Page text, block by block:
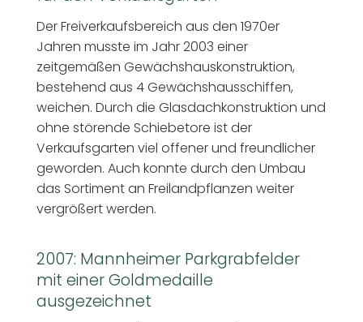
Der Freiverkaufsbereich aus den 1970er
Jahren musste im Jahr 2003 einer
zeitgemäßen Gewächshauskonstruktion,
bestehend aus 4 Gewächshausschiffen,
weichen. Durch die Glasdachkonstruktion und
ohne störende Schiebetore ist der
Verkaufsgarten viel offener und freundlicher
geworden. Auch konnte durch den Umbau
das Sortiment an Freilandpflanzen weiter
vergrößert werden.
2007: Mannheimer Parkgrabfelder
mit einer Goldmedaille
ausgezeichnet